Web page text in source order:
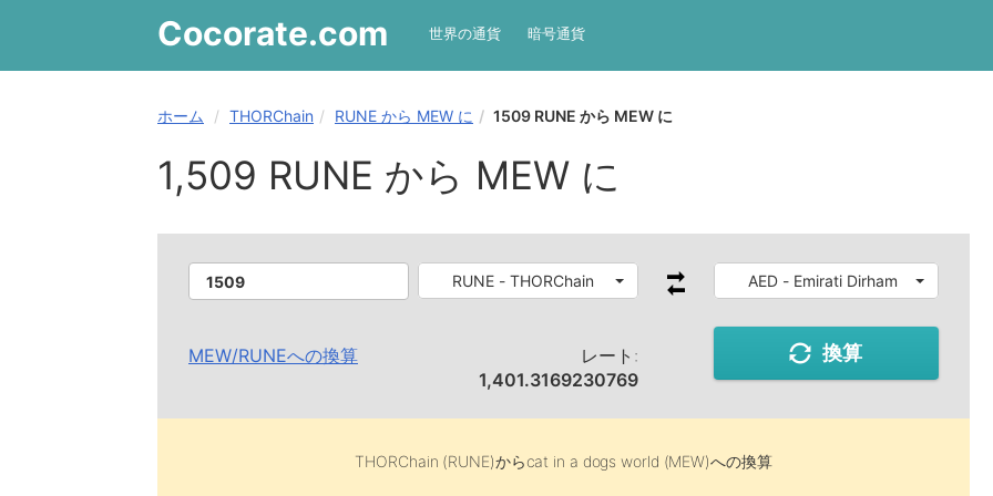
Cocorate.com 世界の通貨 暗号通貨
ホーム THORChain RUNE から MEW に 1509 RUNE から MEW に
1,509 RUNE から MEW に
RUNE - THORChain AED - Emirati Dirham
MEW/RUNEへの換算
レート:
1,401.3169230769
換算
THORChain (RUNE)からcat in a dogs world (MEW)への換算